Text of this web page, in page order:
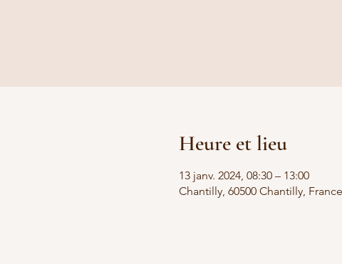
Heure et lieu
13 janv. 2024, 08:30 – 13:00
Chantilly, 60500 Chantilly, France